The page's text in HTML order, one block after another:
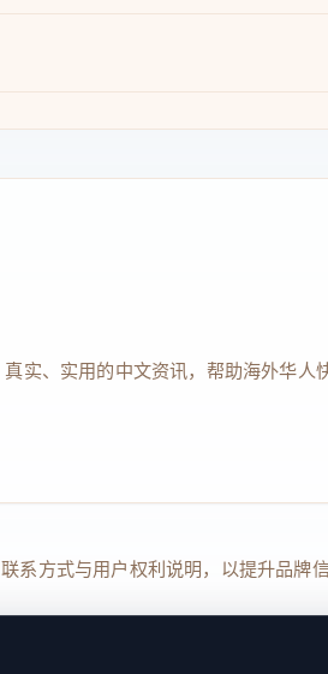
实、实用的中文资讯，帮助海外华人
系方式与用户权利说明，以提升品牌